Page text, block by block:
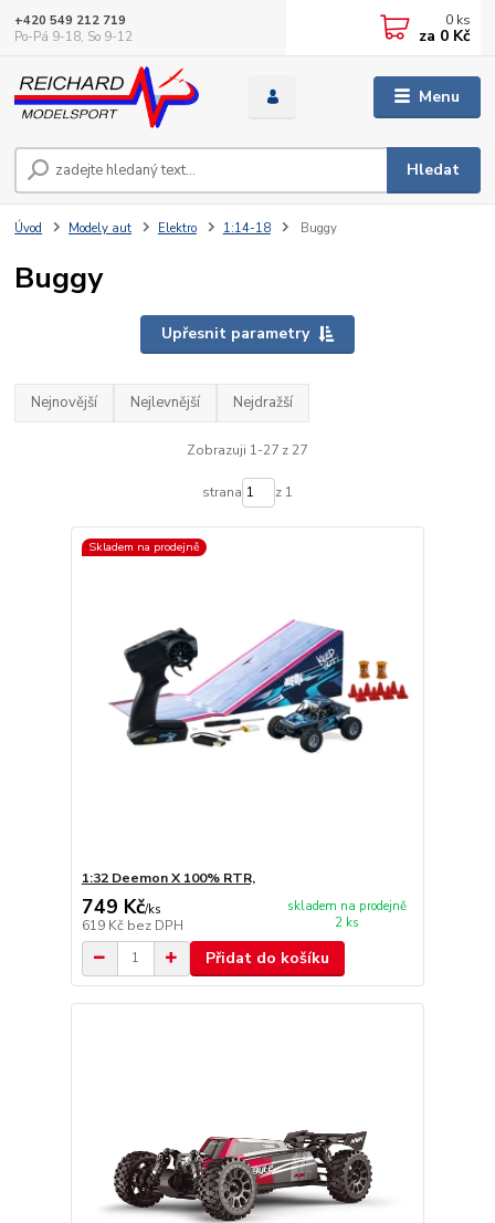
Menu
Hledat
+420 549 212 719
Po-Pá 9-18, So 9-12
0 ks
za 0 Kč
Úvod Modely aut Elektro 1:14-18 Buggy
Buggy
Upřesnit parametry
Nejnovější Nejlevnější Nejdražší
Zobrazuji 1-27 z 27
strana z 1
Skladem na prodejně
1:32 Deemon X 100% RTR,
749 Kč/ks
619 Kč bez DPH
skladem na prodejně
2 ks
Přidat do košíku